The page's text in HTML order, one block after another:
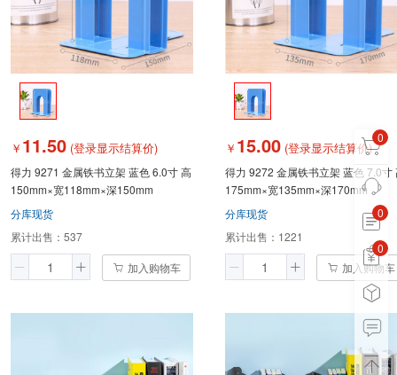
0
0
0 0
￥ 11.50 (登录显示结算价)
得力 9271 金属铁书立架 蓝色 6.0寸 高
150mm×宽118mm×深150mm
分库现货
累计出售： 537
加入购物车
￥ 15.00 (登录显示结算价)
得力 9272 金属铁书立架 蓝色 7.0寸
175mm×宽135mm×深170mm
分库现货
累计出售： 1221
加入购物车